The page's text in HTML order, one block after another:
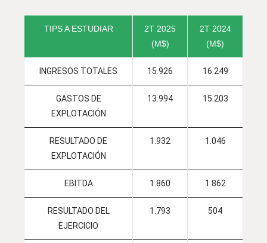
TIPS A ESTUDIAR
2T 2025
(M$)
2T 2024
(M$)
INGRESOS TOTALES 15.926 16.249
GASTOS DE
EXPLOTACIÓN
13.994 15.203
RESULTADO DE
EXPLOTACIÓN
1.932 1.046
EBITDA 1.860 1.862
RESULTADO DEL
EJERCICIO
1.793 504